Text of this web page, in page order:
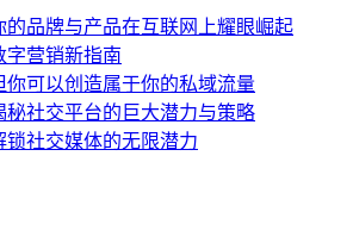
的品牌与产品在互联网上耀眼崛起
字营销新指南
你可以创造属于你的私域流量
秘社交平台的巨大潜力与策略
社交媒体的无限潜力